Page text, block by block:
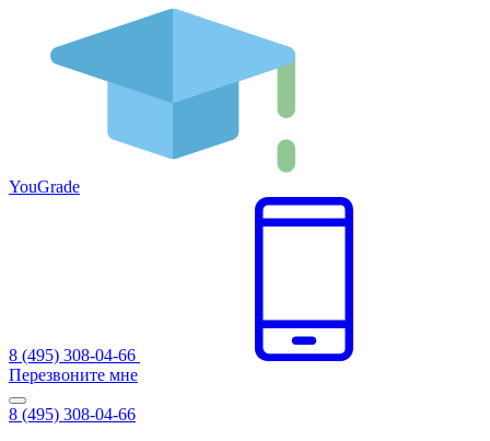
YouGrade
8 (495) 308-04-66
Перезвоните мне
8 (495) 308-04-66